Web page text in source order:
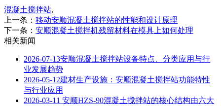
混凝土搅拌站,
上一条： 移动安顺混凝土搅拌站的性能和设计原理
下一条： 安顺混凝土搅拌机残留材料在模具上如何处理
相关新闻
2026-07-13安顺混凝土搅拌站设备特点、分类应用与行
业发展趋势
2026-05-12建材生产设施：安顺混凝土搅拌站功能特性
与行业应用
2026-03-11 安顺HZS-90混凝土搅拌站的核心结构由六大